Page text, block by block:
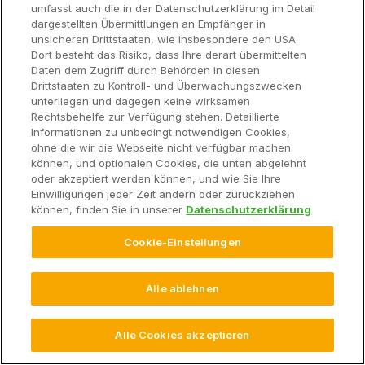
© 2026 Climate LLC. Alle Rechte vorbehalten.
Haftungsausschluss
Endbenutzer-Dienstleistungsvereinbarung
DatenschutzerklärungDatenschutz FAQImpressum
Datenverordnungserklärung Datennutzungsvereinbarung
Cookie-Einstellungen
umfasst auch die in der Datenschutzerklärung im Detail
dargestellten Übermittlungen an Empfänger in
unsicheren Drittstaaten, wie insbesondere den USA.
Dort besteht das Risiko, dass Ihre derart übermittelten
Daten dem Zugriff durch Behörden in diesen
Drittstaaten zu Kontroll- und Überwachungszwecken
unterliegen und dagegen keine wirksamen
Rechtsbehelfe zur Verfügung stehen. Detaillierte
Informationen zu unbedingt notwendigen Cookies,
ohne die wir die Webseite nicht verfügbar machen
können, und optionalen Cookies, die unten abgelehnt
oder akzeptiert werden können, und wie Sie Ihre
Einwilligungen jeder Zeit ändern oder zurückziehen
können, finden Sie in unserer Datenschutzerklärung
Cookie-Einstellungen
Alle ablehnen
Alle Cookies akzeptieren